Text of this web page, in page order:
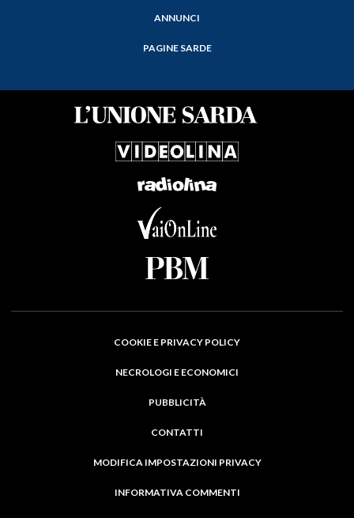
ANNUNCI
PAGINE SARDE
COOKIE E PRIVACY POLICY
NECROLOGI E ECONOMICI
PUBBLICITÀ
CONTATTI
MODIFICA IMPOSTAZIONI PRIVACY
INFORMATIVA COMMENTI